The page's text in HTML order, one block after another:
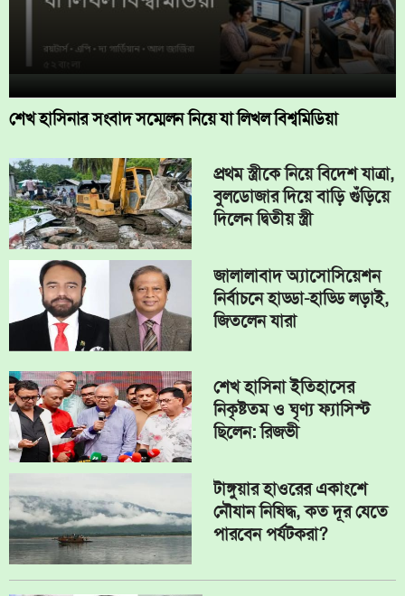
শেখ হাসিনা ইতিহাসের
নিকৃষ্টতম ও ঘৃণ্য ফ্যাসিস্ট
ছিলেন: রিজভী
টাঙ্গুয়ার হাওরের একাংশে
নৌযান নিষিদ্ধ, কত দূর যেতে
পারবেন পর্যটকরা?
শেখ হাসিনার সংবাদ সম্মেলন নিয়ে যা লিখল বিশ্বমিডিয়া
প্রথম স্ত্রীকে নিয়ে বিদেশ যাত্রা,
বুলডোজার দিয়ে বাড়ি গুঁড়িয়ে
দিলেন দ্বিতীয় স্ত্রী
জালালাবাদ অ্যাসোসিয়েশন
নির্বাচনে হাড্ডা-হাড্ডি লড়াই,
জিতলেন যারা